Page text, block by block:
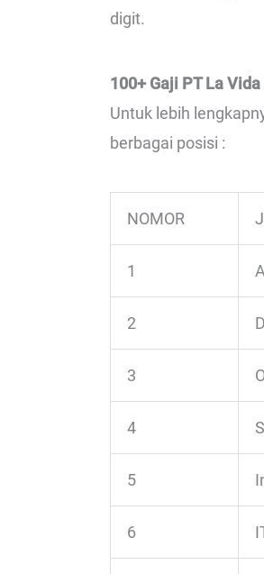
digit.
100+ Gaji PT La
Untuk lebih
berbagai posisi :
NOMOR
1
2
3
4
5
6